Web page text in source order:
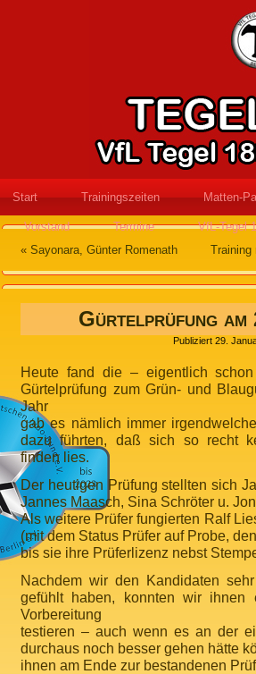
Start Trainingszeiten Matten-
Vorstand Termine
VfL-Tegel
« Sayonara, Günter Romenath Training
Gürtelprüfung am
Publiziert 29.
Heute fand die – eigentlich
Gürtelprüfung zum Grün- und
Jahr
gab es nämlich immer
dazu führten, daß sich so recht
finden lies.
Der heutigen Prüfung stellten sich
Jannes Maasch, Sina Schröter u.
Als weitere Prüfer fungierten Ralf
(mit dem Status Prüfer auf Probe,
bis sie ihre Prüferlizenz nebst
Nachdem wir den Kandidaten
gefühlt haben, konnten wir
Vorbereitung
testieren – auch wenn es an der
durchaus noch besser gehen hätte
ihnen am Ende zur bestandenen